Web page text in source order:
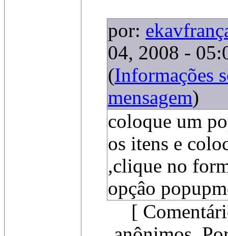
por:
04, 2008 -
(Informações
mensagem)
coloque um
os itens e
,clique no
opçâo
[